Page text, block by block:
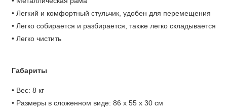
• Легкий и комфортный стульчик, удобен для перемещения
• Легко собирается и разбирается, также легко складывается
• Легко чистить
Габариты
• Вес: 8 кг
• Размеры в сложенном виде: 86 х 55 х 30 см